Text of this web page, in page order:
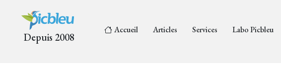
Depuis 2008
Accueil Articles Services Labo Picbleu